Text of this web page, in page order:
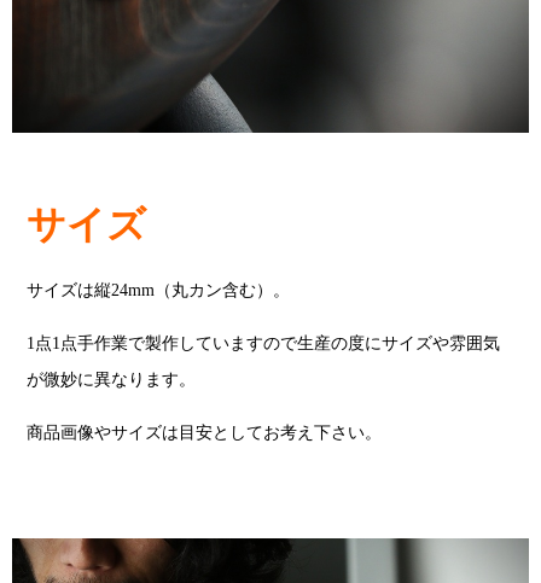
サイズ
サイズは縦24mm（丸カン含む）。
1点1点手作業で製作していますので生産の度にサイズや雰囲気
が微妙に異なります。
商品画像やサイズは目安としてお考え下さい。